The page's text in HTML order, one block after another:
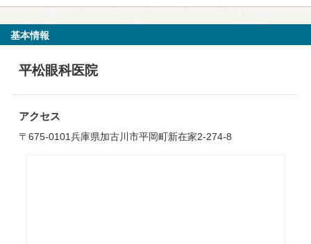
基本情報
平松眼科医院
アクセス
〒675-0101兵庫県加古川市平岡町新在家2-274-8